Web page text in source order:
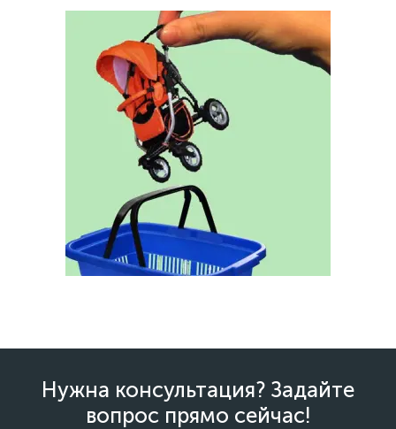
Нужна консультация? Задайте
вопрос прямо сейчас!